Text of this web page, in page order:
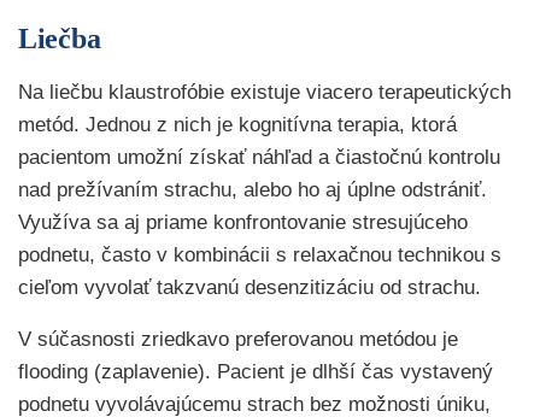
Liečba
Na liečbu klaustrofóbie existuje viacero terapeutických
metód. Jednou z nich je kognitívna terapia, ktorá
pacientom umožní získať náhľad a čiastočnú kontrolu
nad prežívaním strachu, alebo ho aj úplne odstrániť.
Využíva sa aj priame konfrontovanie stresujúceho
podnetu, často v kombinácii s relaxačnou technikou s
cieľom vyvolať takzvanú desenzitizáciu od strachu.
V súčasnosti zriedkavo preferovanou metódou je
flooding (zaplavenie). Pacient je dlhší čas vystavený
podnetu vyvolávajúcemu strach bez možnosti úniku,